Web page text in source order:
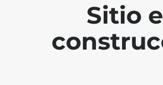
Sitio